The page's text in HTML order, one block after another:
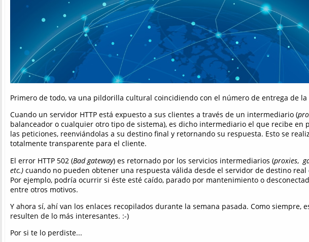
Primero de todo, va una pildorilla cultural coincidiendo con el número de entrega de la
Cuando un servidor HTTP está expuesto a sus clientes a través de un intermediario (
balanceador o cualquier otro tipo de sistema), es dicho intermediario el que recibe en
las peticiones, reenviándolas a su destino final y retornando su respuesta. Esto se
totalmente transparente para el cliente.
El error HTTP 502 (Bad gateway) es retornado por los servicios intermediarios (proxies,
etc.)cuando no pueden obtener una respuesta válida desde el servidor de destino real
Por ejemplo, podría ocurrir si éste esté caído, parado por mantenimiento o
entre otros motivos.
Y ahora sí, ahí van los enlaces recopilados durante la semana pasada. Como siempre,
resulten de lo más interesantes. :-)
Por si te lo perdiste...